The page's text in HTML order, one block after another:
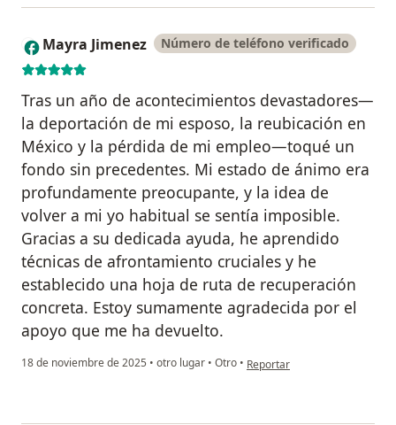
M Mayra Jimenez Número de teléfono verificado
Tras un año de acontecimientos devastadores—
la deportación de mi esposo, la reubicación en
México y la pérdida de mi empleo—toqué un
fondo sin precedentes. Mi estado de ánimo era
profundamente preocupante, y la idea de
volver a mi yo habitual se sentía imposible.
Gracias a su dedicada ayuda, he aprendido
técnicas de afrontamiento cruciales y he
establecido una hoja de ruta de recuperación
concreta. Estoy sumamente agradecida por el
apoyo que me ha devuelto.
18 de noviembre de 2025 • otro lugar • Otro • en opinión del usuario Mayra
Reportar